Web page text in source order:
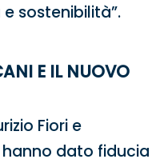
sostenibilità”.
E IL NUOVO
Fiori e
dato fiducia